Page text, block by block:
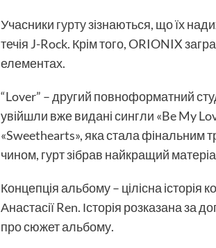
Учасники гуртузізнаються, що їх
течія J-Rock. Крім того, ORIONIX
елементах.
“Lover” – другий повноформатний
увійшли вже видані сингли «Be My
«Sweethearts», яка стала фінальним
чином, гурт зібрав найкращий
Концепція альбому – цілісна історія
Анастасії Ren. Історія розказана за
про сюжет альбому.